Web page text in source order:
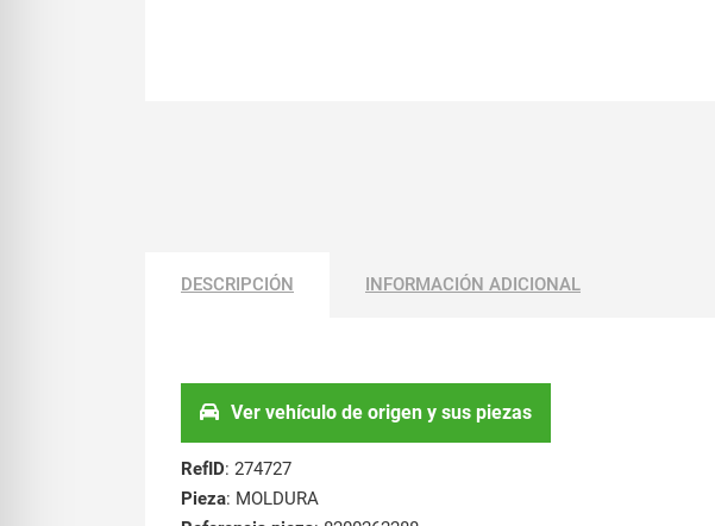
DESCRIPCIÓN INFORMACIÓN ADICIONAL
Ver vehículo de origen y sus piezas
RefID: 274727
Pieza: MOLDURA